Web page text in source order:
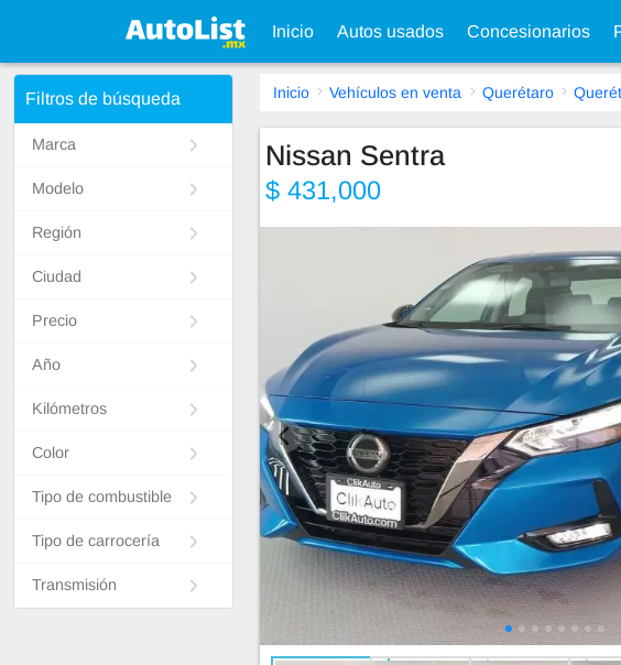
Inicio Autos usados Concesionarios
Filtros de búsqueda
Marca
Modelo
Región
Ciudad
Precio
Año
Kilómetros
Color
Tipo de combustible
Tipo de carrocería
Transmisión
Inicio Vehículos en venta Querétaro
Nissan Sentra
$ 431,000